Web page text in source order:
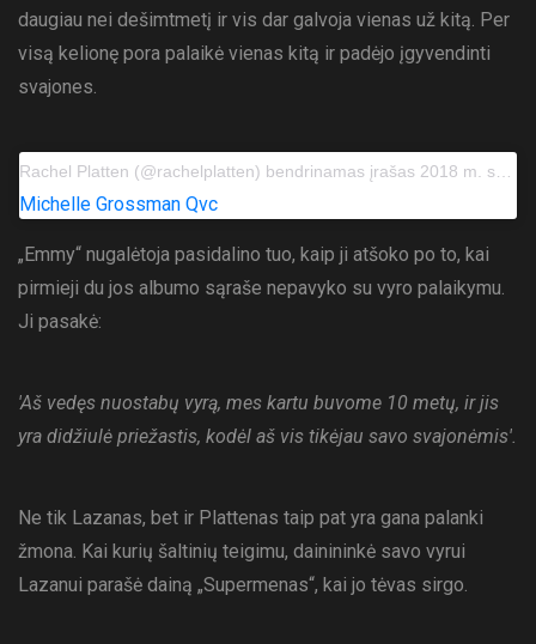
daugiau nei dešimtmetį ir vis dar galvoja vienas už kitą. Per
visą kelionę pora palaikė vienas kitą ir padėjo įgyvendinti
svajones.
Rachel Platten (@rachelplatten) bendrinamas įrašas 2018 m. sausio 3 d. 10:38 PST
Michelle Grossman Qvc
„Emmy“ nugalėtoja pasidalino tuo, kaip ji atšoko po to, kai
pirmieji du jos albumo sąraše nepavyko su vyro palaikymu.
Ji pasakė:
'Aš vedęs nuostabų vyrą, mes kartu buvome 10 metų, ir jis
yra didžiulė priežastis, kodėl aš vis tikėjau savo svajonėmis'.
Ne tik Lazanas, bet ir Plattenas taip pat yra gana palanki
žmona. Kai kurių šaltinių teigimu, dainininkė savo vyrui
Lazanui parašė dainą „Supermenas“, kai jo tėvas sirgo.